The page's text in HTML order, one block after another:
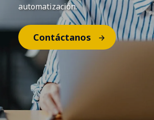
automatización.
Contáctanos